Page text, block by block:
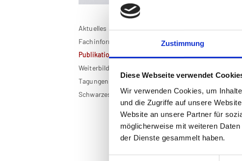
Zustimmung
Diese Webseite verwendet
Wir verwenden Cookies, um
und die Zugriffe auf unsere
Website an unsere Partner für
möglicherweise mit weiteren
der Dienste gesammelt haben.
Aktuelles
Fachinformationen
Publikationen
Weiterbildung
Tagungen
Schwarzes Brett
Die
Wir